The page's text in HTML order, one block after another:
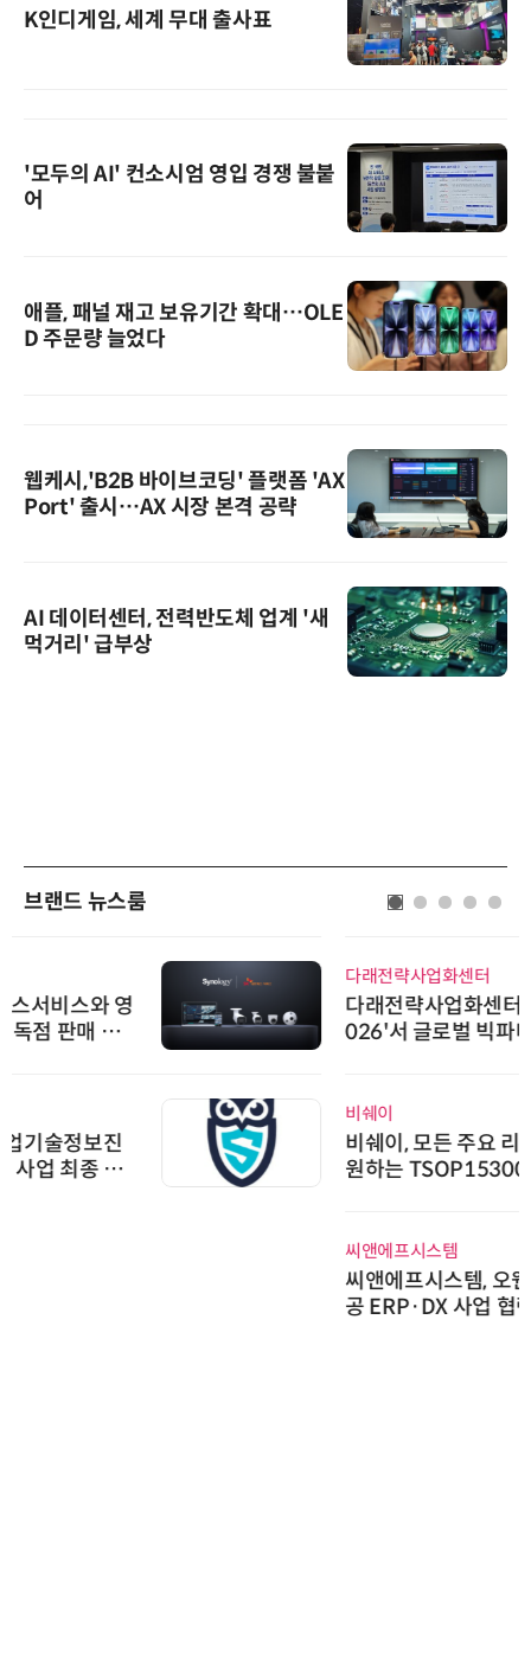
K인디게임, 세계 무대 출사표
'모두의 AI' 컨소시엄 영입 경쟁 불붙
어
애플, 패널 재고 보유기간 확대…OLE
D 주문량 늘었다
웹케시,'B2B 바이브코딩' 플랫폼 'AX
Port' 출시…AX 시장 본격 공략
AI 데이터센터, 전력반도체 업계 '새
먹거리' 급부상
브랜드 뉴스룸
다래전략사업화센터
다래전략사업화센터, 'BIO USA 2
026'서 글로벌 빅파마와의 비즈니
스 미팅 지원…K-바이오 해외 진출
비쉐이, 모든 주요 리모컨 코드 지
원하는 TSOP15300 시리즈 IR 수